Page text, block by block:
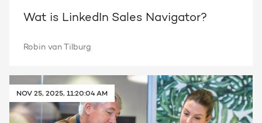
Wat is LinkedIn Sales Navigator?
Robin van Tilburg
NOV 25, 2025, 11:20:04 AM